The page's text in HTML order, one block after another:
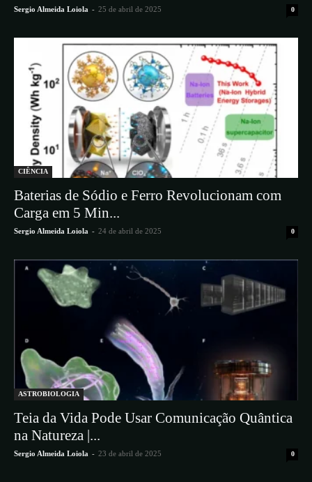
Sergio Almeida Loiola - 25 de abril de 2025 0
CIÊNCIA
​Baterias de Sódio e Ferro Revolucionam com
Carga em 5 Min...
Sergio Almeida Loiola - 24 de abril de 2025 0
ASTROBIOLOGIA
Teia da Vida Pode Usar Comunicação Quântica
na Natureza |...
Sergio Almeida Loiola - 23 de abril de 2025 0